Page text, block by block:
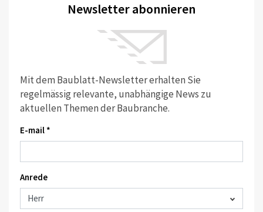
Newsletter abonnieren
Mit dem Baublatt-Newsletter erhalten Sie
regelmässig relevante, unabhängige News zu
aktuellen Themen der Baubranche.
E-mail *
Anrede